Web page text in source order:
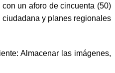
un aforo de cincuenta (50)
y planes regionales
Almacenar las imágenes,